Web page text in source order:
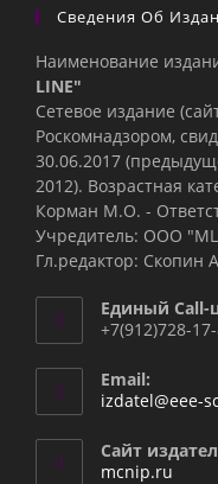
Сведения Об
Наименование
LINE"
Сетевое издание
Роскомнадзором,
30.06.2017
2012). Возрастная
Корман М.О. -
Учредитель: ООО
Гл.редактор: Скопин
Единый Call-
+7(912)728-
Email:
izdatel@eee-
Сайт
mcnip.ru